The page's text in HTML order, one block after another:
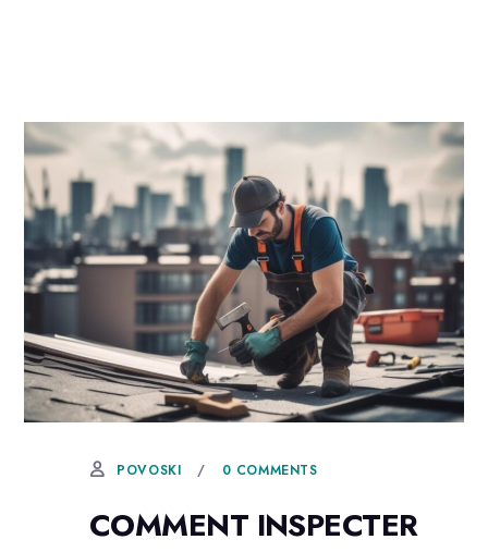
21 JUILLET, 2025
POVOSKI 0 COMMENTS
COMMENT INSPECTER